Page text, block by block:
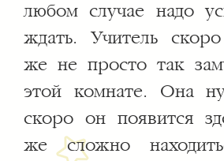
любом случае надо
ждать. Учитель
же не просто так
этой комнате. Она
скоро он появится
же сложно